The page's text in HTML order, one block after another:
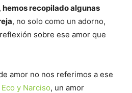
hemos recopilado algunas
, no solo como un adorno,
sobre ese amor que
amor no nos referimos a ese
y Narciso, un amor